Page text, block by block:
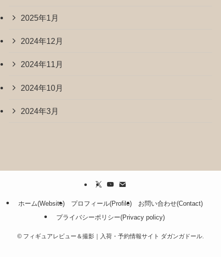
2025年1月
2024年12月
2024年11月
2024年10月
2024年3月
ホーム(Website) プロフィール(Profile)
お問い合わせ(Contact)
プライバシーポリシー(Privacy policy)
© フィギュアレビュー＆撮影｜入荷・予約情報サイト ダガンガドール.